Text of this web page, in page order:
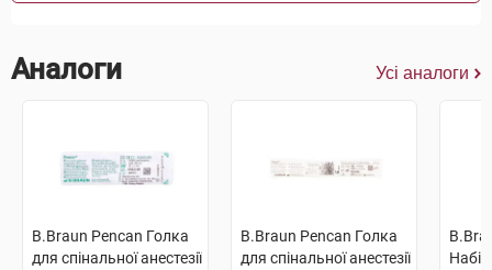
Аналоги Усі аналоги
B.Braun Pencan Голка
для спінальної анестезії
B.Braun Pencan Голка
для спінальної анестезії